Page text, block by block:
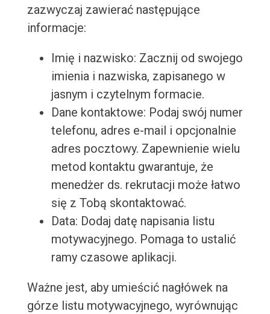
zazwyczaj zawierać następujące
informacje:
Imię i nazwisko: Zacznij od swojego
imienia i nazwiska, zapisanego w
jasnym i czytelnym formacie.
Dane kontaktowe: Podaj swój numer
telefonu, adres e-mail i opcjonalnie
adres pocztowy. Zapewnienie wielu
metod kontaktu gwarantuje, że
menedżer ds. rekrutacji może łatwo
się z Tobą skontaktować.
Data: Dodaj datę napisania listu
motywacyjnego. Pomaga to ustalić
ramy czasowe aplikacji.
Ważne jest, aby umieścić nagłówek na
górze listu motywacyjnego, wyrównując